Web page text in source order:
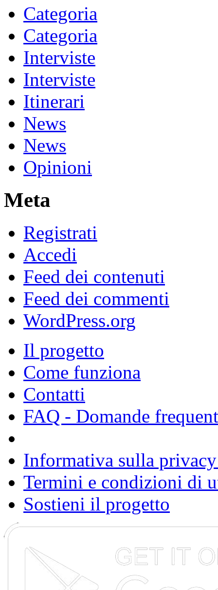
Categoria
Categoria
Interviste
Interviste
Itinerari
News
News
Opinioni
Meta
Registrati
Accedi
Feed dei contenuti
Feed dei commenti
WordPress.org
Il progetto
Come funziona
Contatti
FAQ - Domande
Informativa sulla
Termini e condizioni di
Sostieni il progetto